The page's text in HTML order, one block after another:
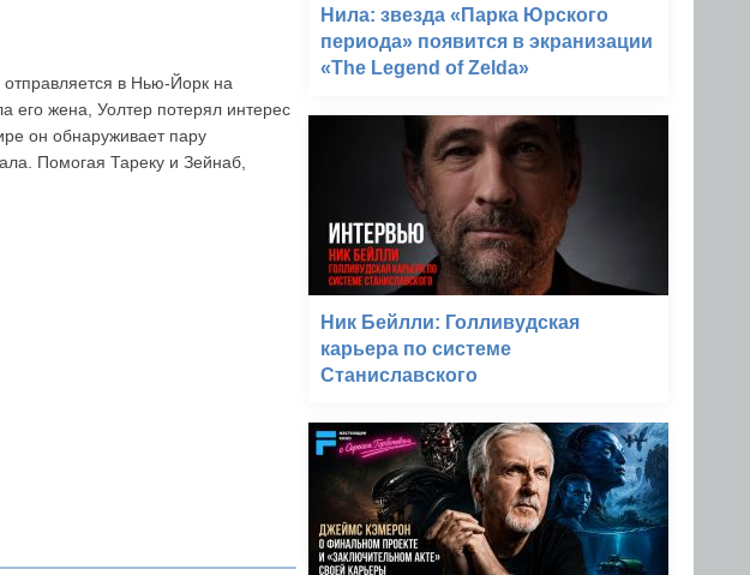
в Нью-Йорк на
его жена, Уолтер потерял интерес
он обнаруживает пару
Помогая Тареку и Зейнаб,
Нила: звезда «Парка Юрского
периода» появится в экранизации
«The Legend of Zelda»
Ник Бейлли: Голливудская
карьера по системе
Станиславского